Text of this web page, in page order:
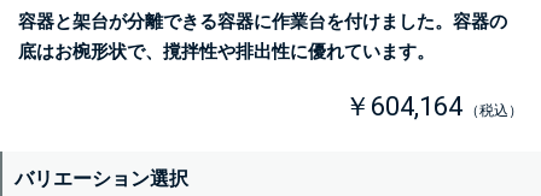
容器と架台が分離できる容器に作業台を付けました。容器の
底はお椀形状で、撹拌性や排出性に優れています。
￥604,164 （税込）
バリエーション選択